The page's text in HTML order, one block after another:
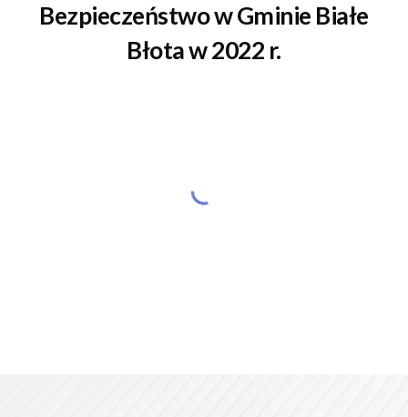
Bezpieczeństwo w Gminie Białe
Błotaw 2022 r.